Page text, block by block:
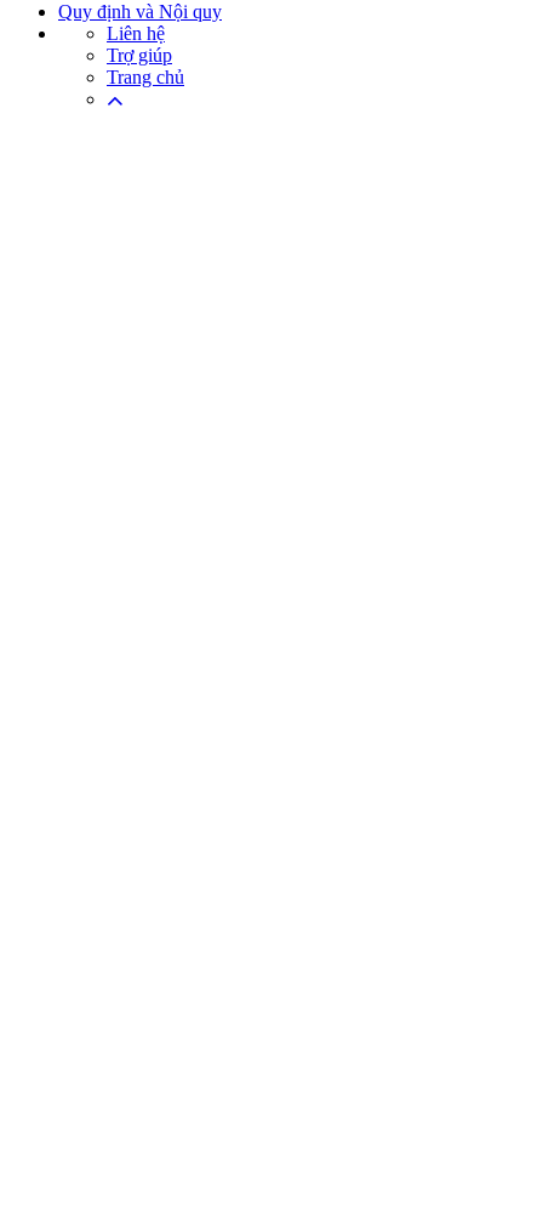
Quy định và Nội quy
Liên hệ
Trợ giúp
Trang chủ